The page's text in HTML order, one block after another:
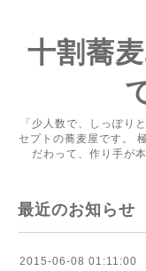
十割蕎
「少人数で、しっぽり
セプトの蕎麦屋です。
だわって、作り手が
最近のお知らせ
2015-06-08 01:11:00